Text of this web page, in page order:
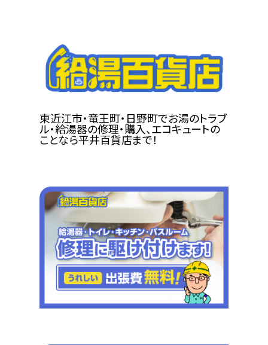
東近江市・竜王町・日野町でお湯のトラブ
ル・給湯器の修理・購入、エコキュートの
ことなら平井百貨店まで！